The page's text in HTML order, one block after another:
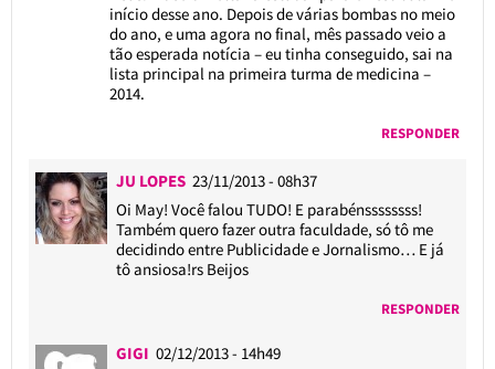
início desse ano. Depois de várias bombas no meio
do ano, e uma agora no final, mês passado veio a
tão esperada notícia – eu tinha conseguido, sai na
lista principal na primeira turma de medicina –
2014.
RESPONDER
JU LOPES 23/11/2013 - 08h37
Oi May! Você falou TUDO! E parabénssssssss!
Também quero fazer outra faculdade, só tô me
decidindo entre Publicidade e Jornalismo… E já
tô ansiosa!rs Beijos
RESPONDER
GIGI02/12/2013 - 14h49